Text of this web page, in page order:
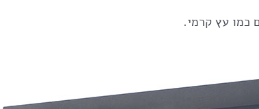
כמו עץ קרמי.